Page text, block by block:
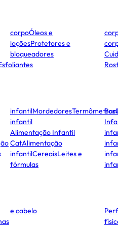
corpoÓleos e
loçõesProtetores e
bloqueadores
infantilMordedoresTermômetros
infantil
Alimentação Infantil
CatAlimentação
infantilCereaisLeites e
fórmulas
e cabelo